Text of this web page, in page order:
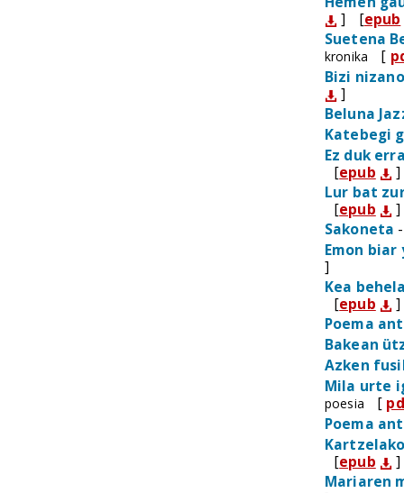
]
[epub
Suetena
kronika [
Bizi
]
Beluna
Katebegi
Ez duk
[epub
]
Lur bat
[epub
]
Sakoneta
Emon biar
]
Kea
[epub
]
Poema
Bakean
Azken
Mila urte
poesia [
Poema
[epub
]
Mariaren